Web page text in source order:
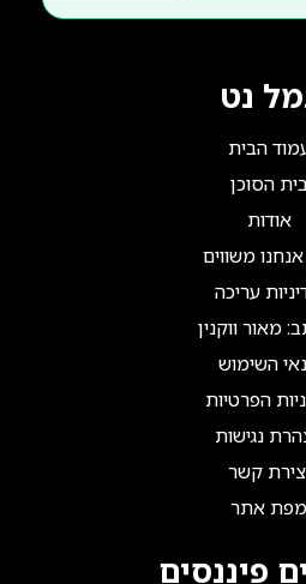
נט
הבית
הסוכן
אודות
משווים
עריכה
מאור ווקנין
השימוש
הפרטיות
נגישות
קשר
מפת אתר
פיננסים